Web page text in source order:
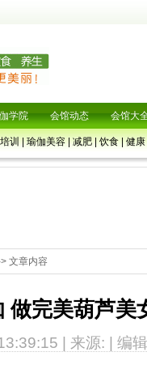
训|瑜伽美容|减肥|饮食|健康
学院 会馆动态 会馆大
文章内容
做完美葫芦美
| 来源: | 编